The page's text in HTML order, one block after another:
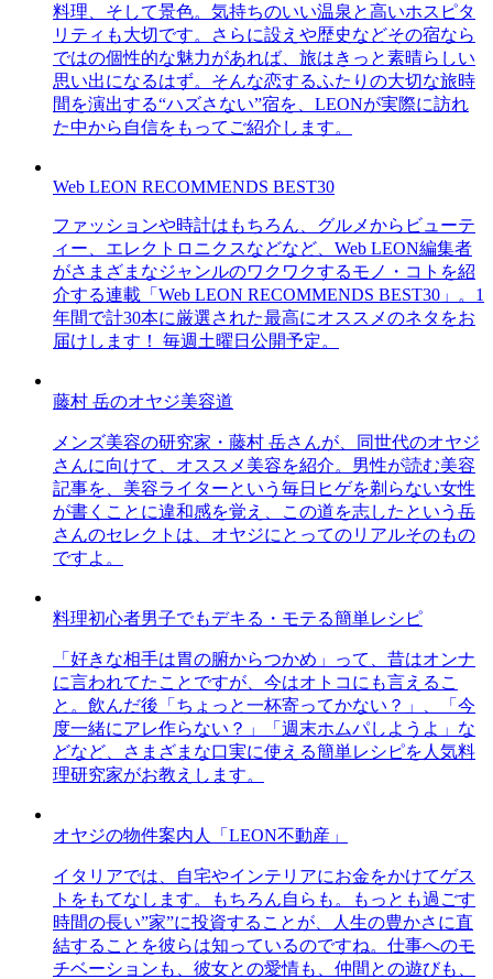
料理、そして景色。気持ちのいい温泉と高いホスピタ
リティも大切です。さらに設えや歴史などその宿なら
ではの個性的な魅力があれば、旅はきっと素晴らしい
思い出になるはず。そんな恋するふたりの大切な旅時
間を演出する“ハズさない”宿を、LEONが実際に訪れ
た中から自信をもってご紹介します。
Web LEON RECOMMENDS BEST30
ファッションや時計はもちろん、グルメからビューテ
ィー、エレクトロニクスなどなど、Web LEON編集者
がさまざまなジャンルのワクワクするモノ・コトを紹
介する連載「Web LEON RECOMMENDS BEST30」。1
年間で計30本に厳選された最高にオススメのネタをお
届けします！ 毎週土曜日公開予定。
藤村 岳のオヤジ美容道
メンズ美容の研究家・藤村 岳さんが、同世代のオヤジ
さんに向けて、オススメ美容を紹介。男性が読む美容
記事を、美容ライターという毎日ヒゲを剃らない女性
が書くことに違和感を覚え、この道を志したという岳
さんのセレクトは、オヤジにとってのリアルそのもの
ですよ。
料理初心者男子でもデキる・モテる簡単レシピ
「好きな相手は胃の腑からつかめ」って、昔はオンナ
に言われてたことですが、今はオトコにも言えるこ
と。飲んだ後「ちょっと一杯寄ってかない？」、「今
度一緒にアレ作らない？」「週末ホムパしようよ」な
どなど、さまざまな口実に使える簡単レシピを人気料
理研究家がお教えします。
オヤジの物件案内人「LEON不動産」
イタリアでは、自宅やインテリアにお金をかけてゲス
トをもてなします。もちろん自らも。もっとも過ごす
時間の長い”家”に投資することが、人生の豊かさに直
結することを彼らは知っているのですね。仕事へのモ
チベーションも、彼女との愛情も、仲間との遊びも、